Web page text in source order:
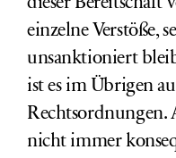
dieser Bereitschaft
einzelne Verstöße,
unsanktioniert
ist es im Übrigen
nicht immer